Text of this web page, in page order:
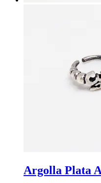
Argolla Plata